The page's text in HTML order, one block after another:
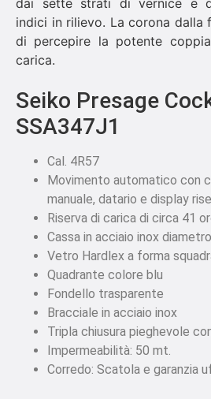
dai sette strati di vernice e
indici in rilievo. La corona dalla
di percepire la potente
carica.
Seiko Presage
SSA347J1
Cal. 4R57
Movimento automatico con
manuale, datario e display
Riserva di carica di circa 41
Cassa in acciaio inox
Vetro Hardlex a forma
Quadrante colore blu
Fondello trasparente
Bracciale in acciaio inox
Tripla chiusura pieghevole
Impermeabilità: 50 mt.
Corredo: Scatola e garanzia